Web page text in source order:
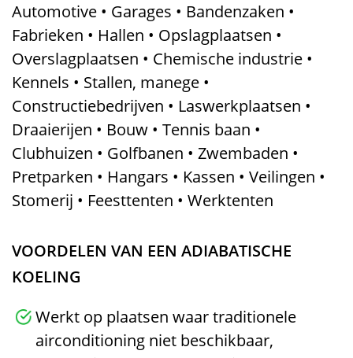
Automotive • Garages • Bandenzaken •
Fabrieken • Hallen • Opslagplaatsen •
Overslagplaatsen • Chemische industrie •
Kennels • Stallen, manege •
Constructiebedrijven • Laswerkplaatsen •
Draaierijen • Bouw • Tennis baan •
Clubhuizen • Golfbanen • Zwembaden •
Pretparken • Hangars • Kassen • Veilingen •
Stomerij • Feesttenten • Werktenten
VOORDELEN VAN EEN ADIABATISCHE
KOELING
Werkt op plaatsen waar traditionele
airconditioning niet beschikbaar,